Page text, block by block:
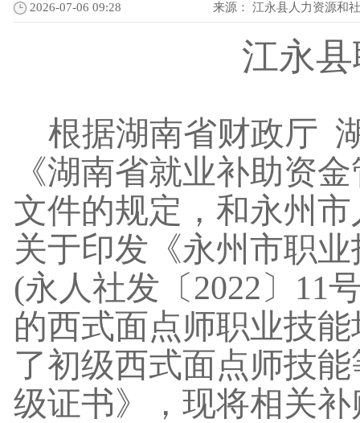
2026-07-06 09:28 来源： 江永县人力资源和
江永
根据湖南省财政厅
《湖南省就业补助资
文件的规定，和永州
关于印发《永州市职
(永人社发 〔2022〕11
的西式面点师职业技
了初级西式面点师技能
级证书》，现将相关